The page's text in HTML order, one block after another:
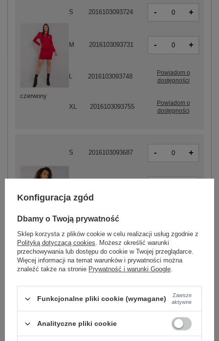
czarny
S 2016103093687 - +
L 2016103093700
XL 2016103093717 - +
czerwony
S 2016103093724 - +
M 2016103093731 - +
2016103093748
Powiadom o
dostępności
XL 2016103093755
Powiadom o
dostępności
ZALOGUJ SIĘ I ZOBACZ CENĘ
Masz pytanie? Chętnie pomożemy.
Konfiguracja zgód
Dbamy o Twoją prywatność
Sklep korzysta z plików cookie w celu realizacji usług zgodnie z
Polityką dotyczącą cookies. Możesz określić warunki
przechowywania lub dostępu do cookie w Twojej przeglądarce.
Więcej informacji na temat warunków i prywatności można
znaleźć także na stronie Prywatność i warunki Google.
Funkcjonalne pliki cookie (wymagane)
Zawsze
aktywne
Analityczne pliki cookie